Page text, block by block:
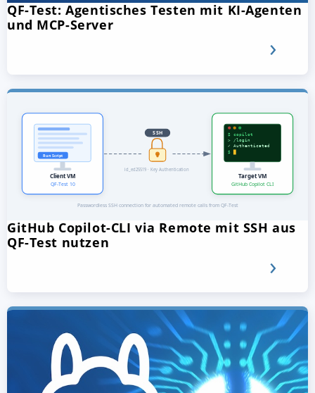
QF-Test: Agentisches Testen mit KI-Agenten
und MCP-Server
GitHub Copilot-CLI via Remote mit SSH aus
QF-Test nutzen